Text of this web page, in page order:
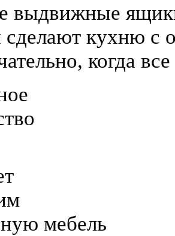
выдвижные
сделают кухню с
когда
мебель